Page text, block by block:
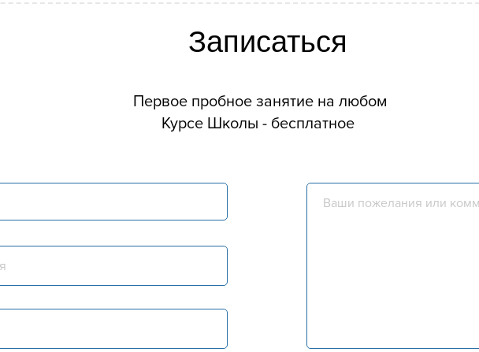
Записаться
Первое пробное занятие на любом
Курсе Школы - бесплатное